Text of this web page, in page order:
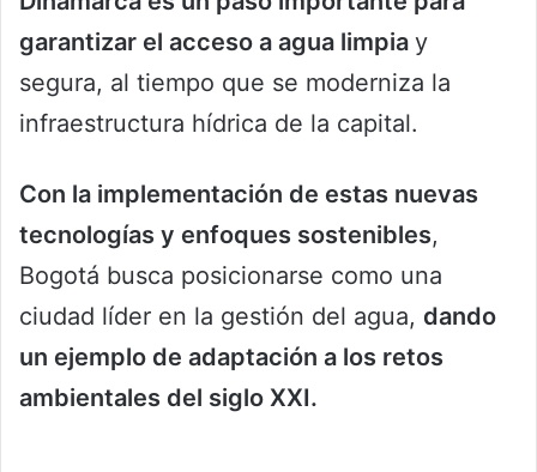
garantizar el acceso a agua limpia y
segura, al tiempo que se moderniza la
infraestructura hídrica de la capital.
Con la implementación de estas nuevas
tecnologías y enfoques sostenibles,
Bogotá busca posicionarse como una
ciudad líder en la gestión del agua, dando
un ejemplo de adaptación a los retos
ambientales del siglo XXI.